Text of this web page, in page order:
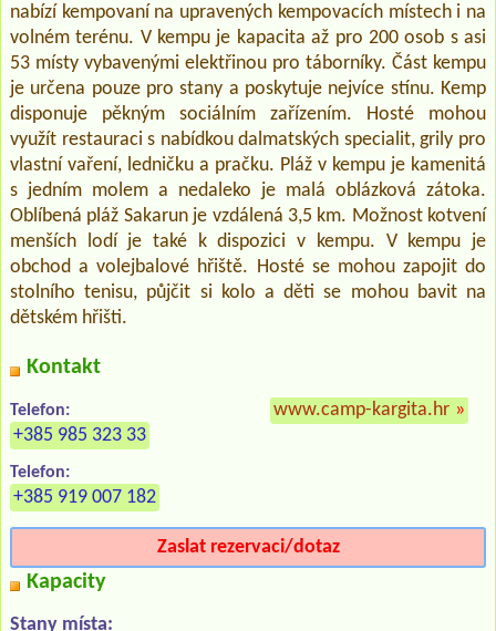
nabízí kempovaní na upravených kempovacích místech i na
volném terénu. V kempu je kapacita až pro 200 osob s asi
53 místy vybavenými elektřinou pro táborníky. Část kempu
je určena pouze pro stany a poskytuje nejvíce stínu. Kemp
disponuje pěkným sociálním zařízením. Hosté mohou
využít restauraci s nabídkou dalmatských specialit, grily pro
vlastní vaření, ledničku a pračku. Pláž v kempu je kamenitá
s jedním molem a nedaleko je malá oblázková zátoka.
Oblíbená pláž Sakarun je vzdálená 3,5 km. Možnost kotvení
menších lodí je také k dispozici v kempu. V kempu je
obchod a volejbalové hřiště. Hosté se mohou zapojit do
stolního tenisu, půjčit si kolo a děti se mohou bavit na
dětském hřišti.
Kontakt
Telefon:
+385 985 323 33
Telefon:
+385 919 007 182
www.camp-kargita.hr »
Zaslat rezervaci/dotaz
Kapacity
Stany místa: